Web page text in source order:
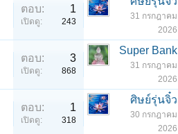
ตอบ: 1
เปิดดู: 243
31 กรกฎาคม
2026
ตอบ: 3
เปิดดู: 868
Super Bank
31 กรกฎาคม
2026
ตอบ: 1
เปิดดู: 318
ศิษย์รุ่นจิ๋ว
30 กรกฎาคม
2026